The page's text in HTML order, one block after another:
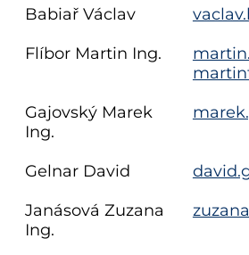
Babiař Václav
Flíbor Martin Ing.
Gajovský Marek
Ing.
Gelnar David
Janásová Zuzana
Ing.